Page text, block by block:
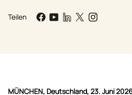
Teilen
MÜNCHEN, Deutschland, 23. Juni